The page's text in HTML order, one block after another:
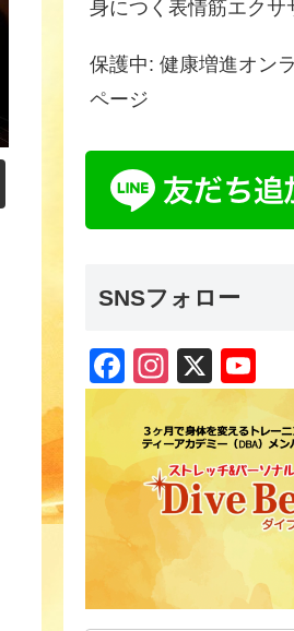
身につく表情筋エクサ
保護中: 健康増進オン
ページ
SNSフォロー
F
a
e
o
k
In
st
a
gr
a
m
X
o
u
T
u
b
e
C